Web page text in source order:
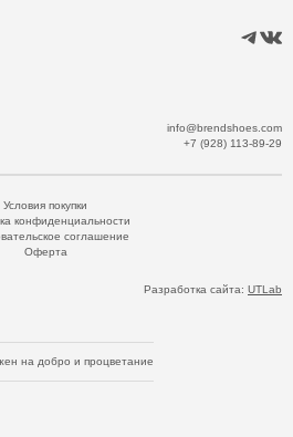
info@brendshoes.com
+7 (928) 113-89-29
Условия покупки
конфиденциальности
соглашение
Оферта
Разработка сайта: UTLab
на добро и процветание